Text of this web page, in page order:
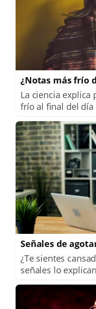
¿Notas más frío
La ciencia explica
frío al final del día
Señales de
¿Te sientes
señales lo explican